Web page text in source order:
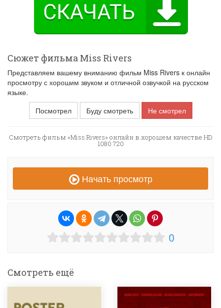
Сюжет фильма Miss Rivers
Представляем вашему вниманию фильм Miss Rivers к онлайн
просмотру с хорошим звуком и отличной озвучкой на русском
языке.
Посмотрел
Буду смотреть Не смотрел
Смотреть фильм «Miss Rivers» онлайн в хорошем качестве HD
1080 720
Начать просмотр
0
Смотреть ещё